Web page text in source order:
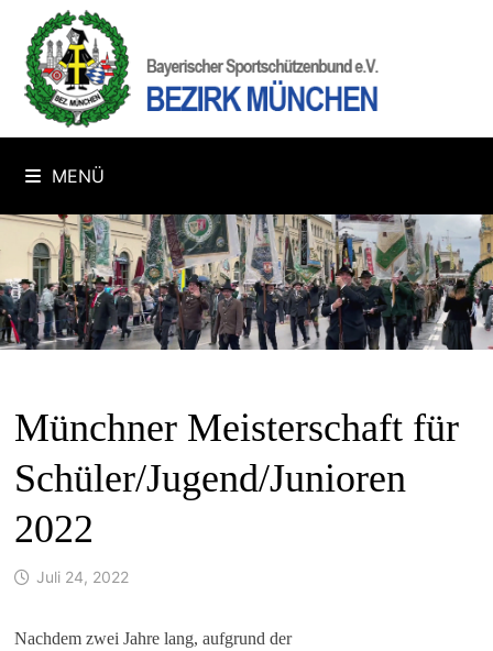
Inhalt
springen
MENÜ
Münchner Meisterschaft für
Schüler/Jugend/Junioren
2022
Juli 24, 2022
Nachdem zwei Jahre lang, aufgrund der